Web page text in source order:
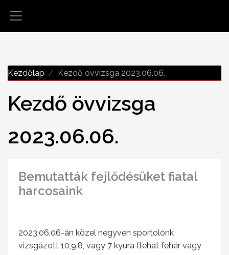
Kezdőlap Kezdő övvizsga 2023.06.06.
Kezdő övvizsga
2023.06.06.
Bemutatták fejlődésüket fiatal
harcosaink
2023,06.06-án közel negyven sportolónk
vizsgázott 10,9,8, vagy 7 kyura (tehát fehér vagy